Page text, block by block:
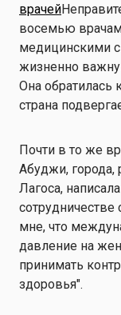
врачей
восемью
медицинскими
жизненно
Она обратилась
страна
Почти в то же
Абуджи, города,
Лагоса,
сотрудничестве
мне, что
давление на
принимать
здоровья".